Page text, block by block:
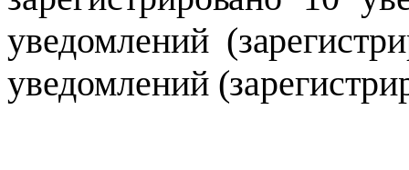
уведомлений
уведомлений